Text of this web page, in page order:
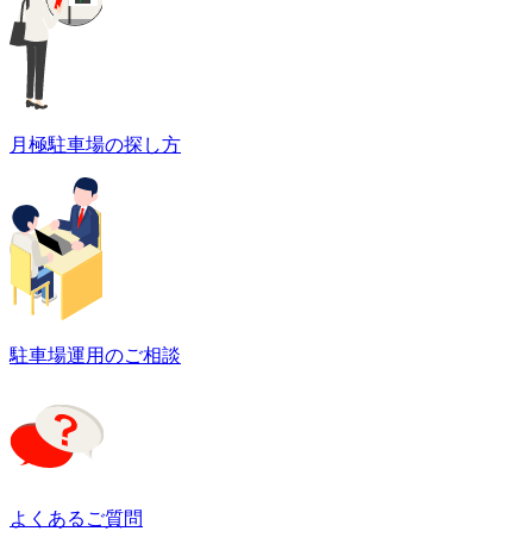
月極駐車場の探し方
駐車場運用のご相談
よくあるご質問